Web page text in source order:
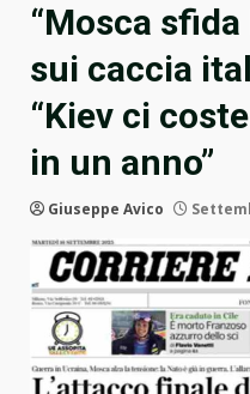
“Mosca
sui caccia
“Kiev ci
in un anno”
Giuseppe Avico